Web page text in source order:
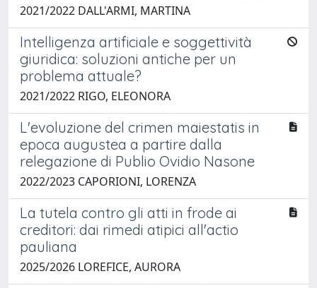
2021/2022 DALL'ARMI, MARTINA
Intelligenza artificiale e soggettività
giuridica: soluzioni antiche per un
problema attuale?
2021/2022 RIGO, ELEONORA
L'evoluzione del crimen maiestatis in
epoca augustea a partire dalla
relegazione di Publio Ovidio Nasone
2022/2023 CAPORIONI, LORENZA
La tutela contro gli atti in frode ai
creditori: dai rimedi atipici all'actio
pauliana
2025/2026 LOREFICE, AURORA